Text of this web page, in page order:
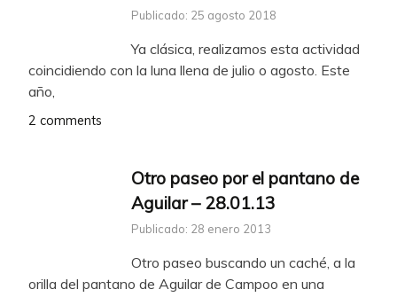
Publicado: 25 agosto 2018
Ya clásica, realizamos esta actividad
coincidiendo con la luna llena de julio o agosto. Este
año,
2 comments
Otro paseo por el pantano de
Aguilar – 28.01.13
Publicado: 28 enero 2013
Otro paseo buscando un caché, a la
orilla del pantano de Aguilar de Campoo en una